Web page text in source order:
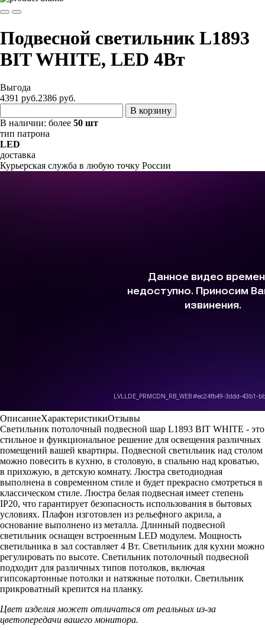
Подвесной светильник L1893
BIT WHITE, LED 4Вт
Выгода
4391 руб.2386 руб.
В корзину
В наличии: более 50 шт
тип патрона
LED
доставка
Курьерская служба в любую точку России
ОписаниеХарактеристикиОтзывы
Светильник потолочный подвесной шар L1893 BIT WHITE - это
стильное и функциональное решение для освещения различных
помещений вашей квартиры. Подвесной светильник над столом
можно повесить в кухню, в столовую, в спальню над кроватью,
в прихожую, в детскую комнату. Люстра светодиодная
выполнена в современном стиле и будет прекрасно смотреться в
классическом стиле. Люстра белая подвесная имеет степень
IP20, что гарантирует безопасность использования в бытовых
условиях. Плафон изготовлен из рельефного акрила, а
основание выполнено из металла. Длинный подвесной
светильник оснащен встроенным LED модулем. Мощность
светильника в зал составляет 4 Вт. Светильник для кухни можно
регулировать по высоте. Светильник потолочный подвесной
подходит для различных типов потолков, включая
гипсокартонные потолки и натяжные потолки. Светильник
прикроватный крепится на планку.
Цвет изделия может отличаться от реальных из-за
цветопередачи вашего монитора.